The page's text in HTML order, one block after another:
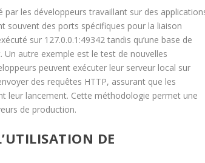
les développeurs travaillant sur des
souvent des ports spécifiques pour la liaison
sur 127.0.0.1:49342 tandis qu’une base de
autre exemple est le test de nouvelles
peuvent exécuter leur serveur local sur
des requêtes HTTP, assurant que les
leur lancement. Cette méthodologie permet une
de production.
DE